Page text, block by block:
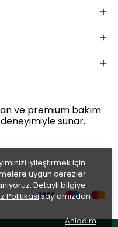
iyileştirmek için
uygun çerezler
Detaylı bilgiye
Politikasısayfamızdan
Anladım
ve premium bakım
sunar.